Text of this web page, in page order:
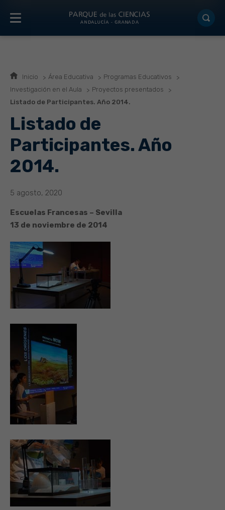
Inicio Área Educativa
Programas Educativos
Investigación en el Aula
Proyectos presentados
Listado de Participantes. Año 2014.
Listado de
Participantes. Año
2014.
5 agosto, 2020
Escuelas Francesas – Sevilla
13 de noviembre de 2014